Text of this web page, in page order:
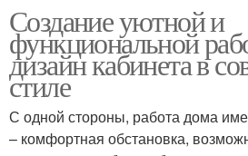
Создание уютной и
функциональной
дизайн кабинета в
стиле
С одной стороны, работа дома
– комфортная обстановка,